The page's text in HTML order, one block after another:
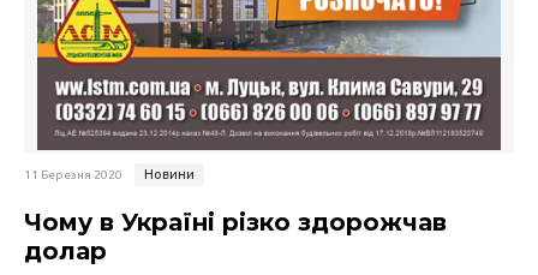
11 Березня 2020 Новини
Чому в Україні різко здорожчав
долар